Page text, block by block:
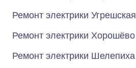
Ремонт электрики Угрешская
Ремонт электрики Хорошёво
Ремонт электрики Шелепиха